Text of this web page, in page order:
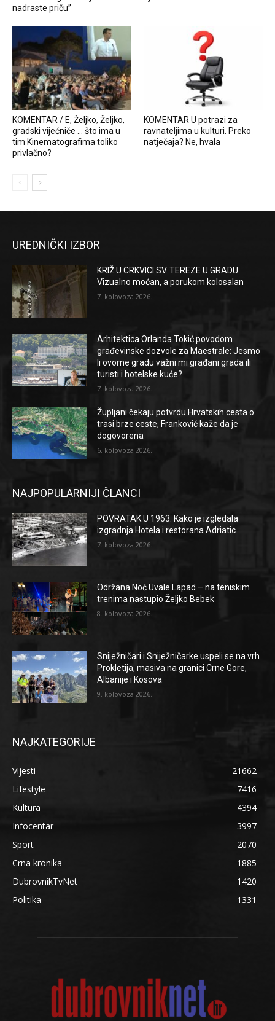
nadraste priču”
KOMENTAR / E, Željko, Željko,
gradski vijećniče … što ima u
tim Kinematografima toliko
privlačno?
KOMENTAR U potrazi za
ravnateljima u kulturi. Preko
natječaja? Ne, hvala
UREDNIČKI IZBOR
KRIŽ U CRKVICI SV. TEREZE U GRADU
Vizualno moćan, a porukom kolosalan
7. kolovoza 2026.
Arhitektica Orlanda Tokić povodom
građevinske dozvole za Maestrale: Jesmo
li ovome gradu važni mi građani grada ili
turisti i hotelske kuće?
7. kolovoza 2026.
Župljani čekaju potvrdu Hrvatskih cesta o
trasi brze ceste, Franković kaže da je
dogovorena
6. kolovoza 2026.
NAJPOPULARNIJI ČLANCI
POVRATAK U 1963. Kako je izgledala
izgradnja Hotela i restorana Adriatic
7. kolovoza 2026.
Održana Noć Uvale Lapad – na teniskim
trenima nastupio Željko Bebek
8. kolovoza 2026.
Sniježničari i Sniježničarke uspeli se na vrh
Prokletija, masiva na granici Crne Gore,
Albanije i Kosova
9. kolovoza 2026.
NAJKATEGORIJE
Vijesti
21662
Lifestyle
7416
Kultura
4394
Infocentar
3997
Sport
2070
Crna kronika
1885
DubrovnikTvNet
1420
Politika
1331